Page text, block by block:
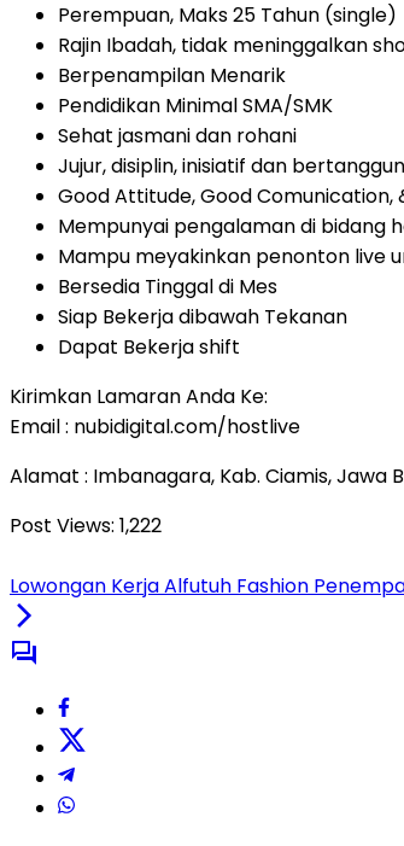
Perempuan, Maks 25 Tahun (single)
Rajin Ibadah, tidak meninggalkan
Berpenampilan Menarik
Pendidikan Minimal SMA/SMK
Sehat jasmani dan rohani
Jujur, disiplin, inisiatif dan
Good Attitude, Good Comunication,
Mempunyai pengalaman di bidang
Mampu meyakinkan penonton live
Bersedia Tinggal di Mes
Siap Bekerja dibawah Tekanan
Dapat Bekerja shift
Kirimkan Lamaran Anda Ke:
Email : nubidigital.com/hostlive
Alamat : Imbanagara, Kab. Ciamis, Jawa
Post Views: 1,222
Lowongan Kerja Alfutuh Fashion